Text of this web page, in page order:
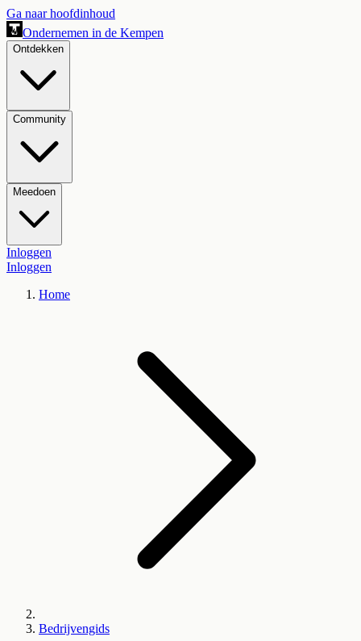
Ga naar hoofdinhoud
Ondernemen in de Kempen
Ontdekken
Community
Meedoen
Inloggen
Inloggen
Home
Bedrijvengids